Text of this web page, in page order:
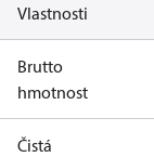
Vlastnosti
Brutto
hmotnost
Čistá